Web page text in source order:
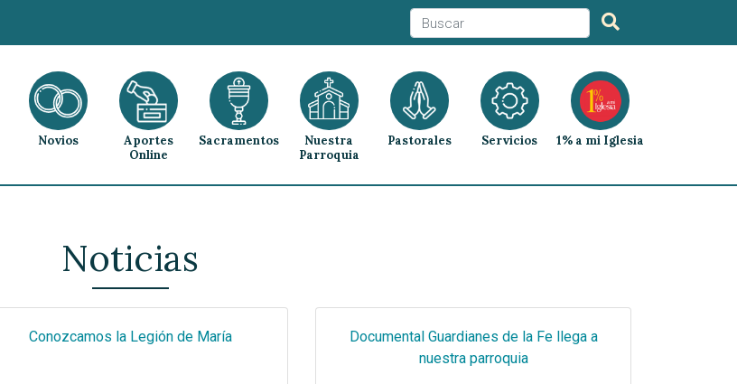
Novios
Aportes
Online
Sacramentos
Nuestra
Parroquia
Pastorales Servicios 1% a mi Iglesia
Noticias
Conozcamos la Legión de María
Documental Guardianes de la Fe llega a
nuestra parroquia